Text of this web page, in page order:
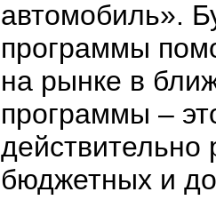
автомобиль».
программы
на рынке в
программы –
бюджетных и